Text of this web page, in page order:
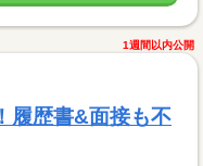
1週間以内公開
履歴書&面接も不